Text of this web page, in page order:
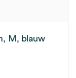
M, blauw